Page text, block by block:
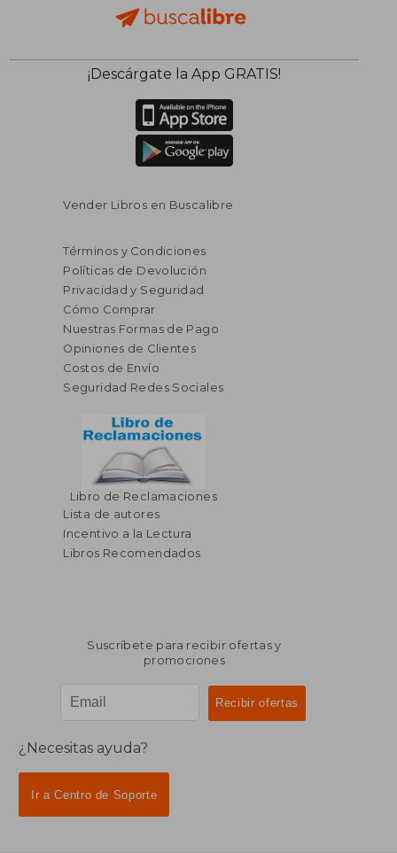
¡Descárgate la App GRATIS!
Vender Libros en Buscalibre
Términos y Condiciones
Políticas de Devolución
Privacidad y Seguridad
Cómo Comprar
Nuestras Formas de Pago
Opiniones de Clientes
Costos de Envío
Seguridad Redes Sociales
Libro de Reclamaciones
Lista de autores
Incentivo a la Lectura
Libros Recomendados
Suscríbete para recibir ofertas y
promociones
¿Necesitas ayuda?
Ir a Centro de Soporte